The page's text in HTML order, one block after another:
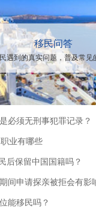
移民问答
遇到的真实问题，普及常见
必须无刑事犯罪记录？
业有哪些
后保留中国国籍吗？
间申请探亲被拒会有影
能移民吗？